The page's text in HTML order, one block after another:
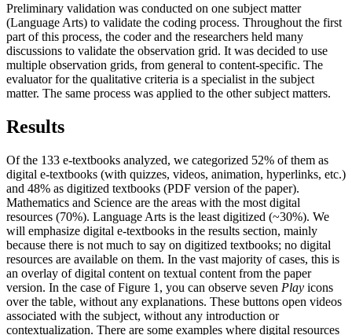
Preliminary validation was conducted on one subject matter
(Language Arts) to validate the coding process. Throughout the first
part of this process, the coder and the researchers held many
discussions to validate the observation grid. It was decided to use
multiple observation grids, from general to content-specific. The
evaluator for the qualitative criteria is a specialist in the subject
matter. The same process was applied to the other subject matters.
Results
Of the 133 e-textbooks analyzed, we categorized 52% of them as
digital e-textbooks (with quizzes, videos, animation, hyperlinks, etc.)
and 48% as digitized textbooks (PDF version of the paper).
Mathematics and Science are the areas with the most digital
resources (70%). Language Arts is the least digitized (~30%). We
will emphasize digital e-textbooks in the results section, mainly
because there is not much to say on digitized textbooks; no digital
resources are available on them. In the vast majority of cases, this is
an overlay of digital content on textual content from the paper
version. In the case of Figure 1, you can observe seven Play icons
over the table, without any explanations. These buttons open videos
associated with the subject, without any introduction or
contextualization. There are some examples where digital resources